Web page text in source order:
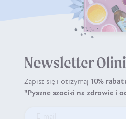
Newsletter Olini
Zapisz się i otrzymaj 10%
"Pyszne szociki na zdrowie i